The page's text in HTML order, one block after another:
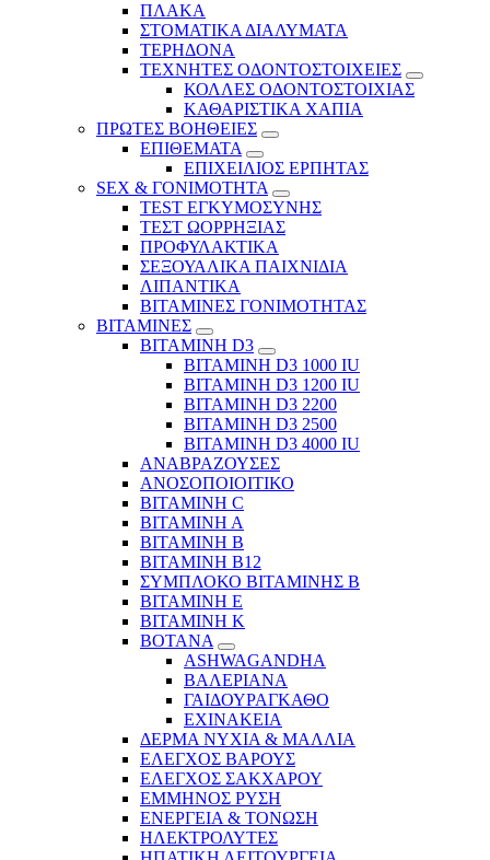
ΠΛΑΚΑ
ΣΤΟΜΑΤΙΚΑ ΔΙΑΛΥΜΑΤΑ
ΤΕΡΗΔΟΝΑ
ΤΕΧΝΗΤΕΣ ΟΔΟΝΤΟΣΤΟΙΧΕΙΕΣ
ΚΟΛΛΕΣ ΟΔΟΝΤΟΣΤΟΙΧΙΑΣ
ΚΑΘΑΡΙΣΤΙΚΑ ΧΑΠΙΑ
ΠΡΩΤΕΣ ΒΟΗΘΕΙΕΣ
ΕΠΙΘΕΜΑΤΑ
ΕΠΙΧΕΙΛΙΟΣ ΕΡΠΗΤΑΣ
SEX & ΓΟΝΙΜΟΤΗΤΑ
TEST ΕΓΚΥΜΟΣΥΝΗΣ
ΤΕΣΤ ΩΟΡΡΗΞΙΑΣ
ΠΡΟΦΥΛΑΚΤΙΚΑ
ΣΕΞΟΥΑΛΙΚΑ ΠΑΙΧΝΙΔΙΑ
ΛΙΠΑΝΤΙΚΑ
ΒΙΤΑΜΙΝΕΣ ΓΟΝΙΜΟΤΗΤΑΣ
ΒΙΤΑΜΙΝΕΣ
ΒΙΤΑΜΙΝΗ D3
ΒΙΤΑΜΙΝΗ D3 1000 IU
ΒΙΤΑΜΙΝΗ D3 1200 IU
ΒΙΤΑΜΙΝΗ D3 2200
ΒΙΤΑΜΙΝΗ D3 2500
BITAMINH D3 4000 IU
ΑΝΑΒΡΑΖΟΥΣΕΣ
ΑΝΟΣΟΠΟΙΟΙΤΙΚΟ
ΒΙΤΑΜΙΝΗ C
ΒΙΤΑΜΙΝΗ Α
ΒΙΤΑΜΙΝΗ Β
ΒΙΤΑΜΙΝΗ Β12
ΣΥΜΠΛΟΚΟ ΒΙΤΑΜΙΝΗΣ Β
ΒΙΤΑΜΙΝΗ Ε
ΒΙΤΑΜΙΝΗ Κ
ΒΟΤΑΝΑ
ASHWAGANDHA
ΒΑΛΕΡΙΑΝΑ
ΓΑΙΔΟΥΡΑΓΚΑΘΟ
ΕΧΙΝΑΚΕΙΑ
ΔΕΡΜΑ ΝΥΧΙΑ & ΜΑΛΛΙΑ
ΕΛΕΓΧΟΣ ΒΑΡΟΥΣ
ΕΛΕΓΧΟΣ ΣΑΚΧΑΡΟΥ
ΕΜΜΗΝΟΣ ΡΥΣΗ
ΕΝΕΡΓΕΙΑ & ΤΟΝΩΣΗ
ΗΛΕΚΤΡΟΛΥΤΕΣ